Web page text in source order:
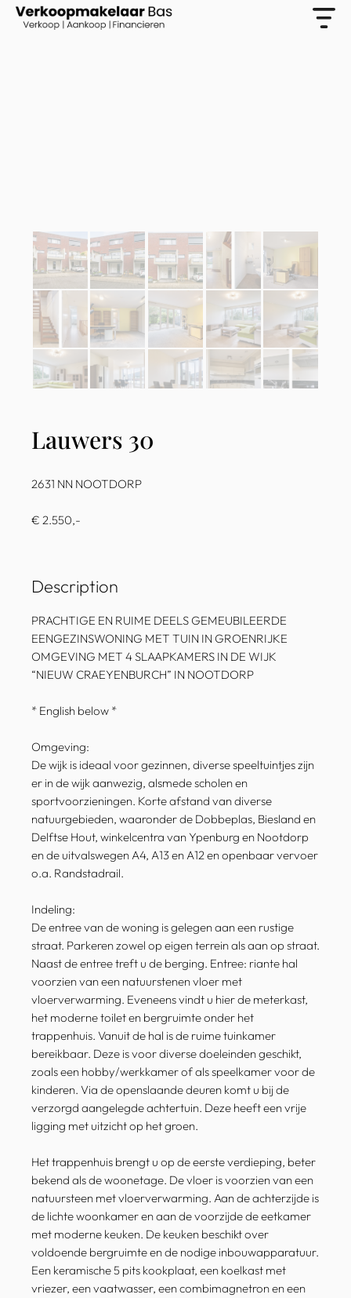
Lauwers 30
2631 NN NOOTDORP
€ 2.550,-
Description
PRACHTIGE EN RUIME DEELS GEMEUBILEERDE
EENGEZINSWONING MET TUIN IN GROENRIJKE
OMGEVING MET 4 SLAAPKAMERS IN DE WIJK
“NIEUW CRAEYENBURCH” IN NOOTDORP
* English below *
Omgeving:
De wijk is ideaal voor gezinnen, diverse speeltuintjes zijn
er in de wijk aanwezig, alsmede scholen en
sportvoorzieningen. Korte afstand van diverse
natuurgebieden, waaronder de Dobbeplas, Biesland en
Delftse Hout, winkelcentra van Ypenburg en Nootdorp
en de uitvalswegen A4, A13 en A12 en openbaar vervoer
o.a. Randstadrail.
Indeling:
De entree van de woning is gelegen aan een rustige
straat. Parkeren zowel op eigen terrein als aan op straat.
Naast de entree treft u de berging. Entree: riante hal
voorzien van een natuurstenen vloer met
vloerverwarming. Eveneens vindt u hier de meterkast,
het moderne toilet en bergruimte onder het
trappenhuis. Vanuit de hal is de ruime tuinkamer
bereikbaar. Deze is voor diverse doeleinden geschikt,
zoals een hobby/werkkamer of als speelkamer voor de
kinderen. Via de openslaande deuren komt u bij de
verzorgd aangelegde achtertuin. Deze heeft een vrije
ligging met uitzicht op het groen.
Het trappenhuis brengt u op de eerste verdieping, beter
bekend als de woonetage. De vloer is voorzien van een
natuursteen met vloerverwarming. Aan de achterzijde is
de lichte woonkamer en aan de voorzijde de eetkamer
met moderne keuken. De keuken beschikt over
voldoende bergruimte en de nodige inbouwapparatuur.
Een keramische 5 pits kookplaat, een koelkast met
vriezer, een vaatwasser, een combimagnetron en een